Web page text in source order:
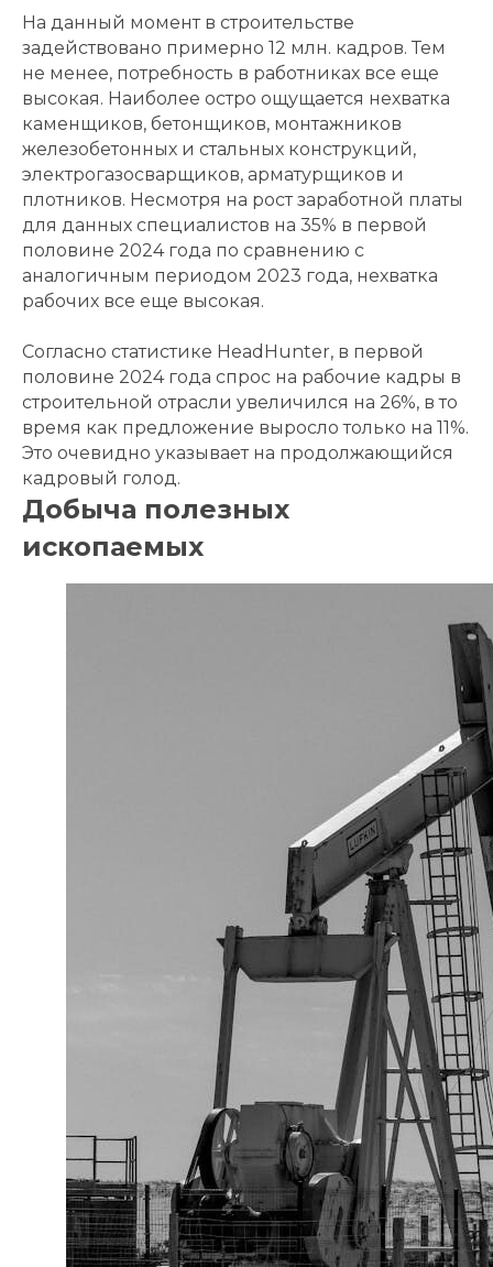
На данный момент в строительстве
задействовано примерно 12 млн. кадров. Тем
не менее, потребность в работниках все еще
высокая. Наиболее остро ощущается нехватка
каменщиков, бетонщиков, монтажников
железобетонных и стальных конструкций,
электрогазосварщиков, арматурщиков и
плотников. Несмотря на рост заработной платы
для данных специалистов на 35% в первой
половине 2024 года по сравнению с
аналогичным периодом 2023 года, нехватка
рабочих все еще высокая.
Согласно статистике HeadHunter, в первой
половине 2024 года спрос на рабочие кадры в
строительной отрасли увеличился на 26%, в то
время как предложение выросло только на 11%.
Это очевидно указывает на продолжающийся
кадровый голод.
Добыча полезных
ископаемых